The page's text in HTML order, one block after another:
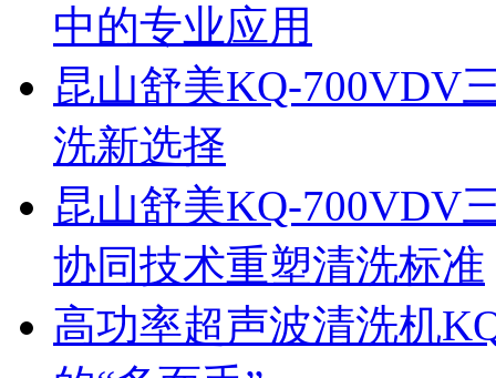
中的专业应用
昆山舒美KQ-700VDV
洗新选择
昆山舒美KQ-700VDV
协同技术重塑清洗标准
高功率超声波清洗机